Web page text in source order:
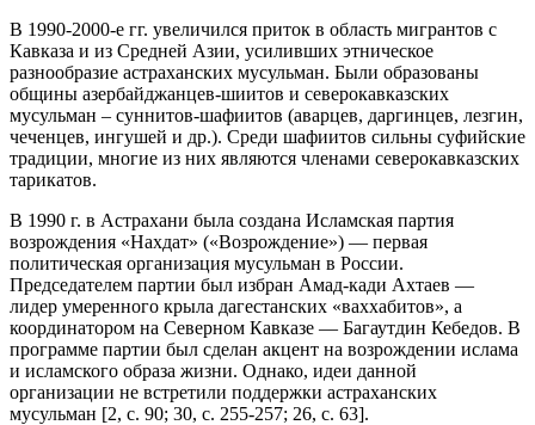
В 1990-2000-е гг. увеличился приток в область мигрантов с
Кавказа и из Средней Азии, усиливших этническое
разнообразие астраханских мусульман. Были образованы
общины азербайджанцев-шиитов и северокавказских
мусульман – суннитов-шафиитов (аварцев, даргинцев, лезгин,
чеченцев, ингушей и др.). Среди шафиитов сильны суфийские
традиции, многие из них являются членами северокавказских
тарикатов.
В 1990 г. в Астрахани была создана Исламская партия
возрождения «Нахдат» («Возрождение») — первая
политическая организация мусульман в России.
Председателем партии был избран Амад-кади Ахтаев —
лидер умеренного крыла дагестанских «ваххабитов», а
координатором на Северном Кавказе — Багаутдин Кебедов. В
программе партии был сделан акцент на возрождении ислама
и исламского образа жизни. Однако, идеи данной
организации не встретили поддержки астраханских
мусульман [2, с. 90; 30, с. 255-257; 26, с. 63].